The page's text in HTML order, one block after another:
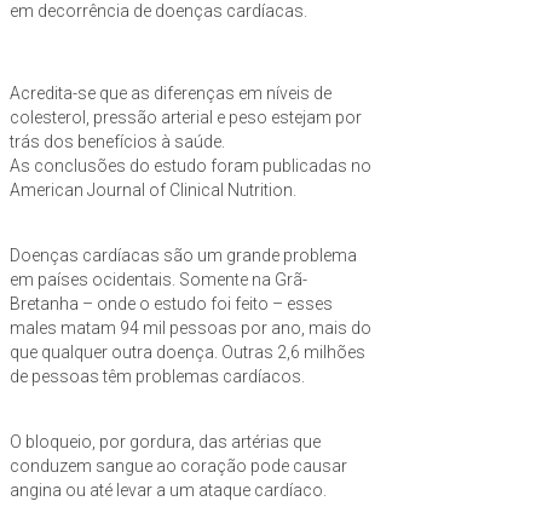
em decorrência de doenças cardíacas.
Acredita-se que as diferenças em níveis de
colesterol, pressão arterial e peso estejam por
trás dos benefícios à saúde.
As conclusões do estudo foram publicadas no
American Journal of Clinical Nutrition.
Doenças cardíacas são um grande problema
em países ocidentais. Somente na Grã-
Bretanha – onde o estudo foi feito – esses
males matam 94 mil pessoas por ano, mais do
que qualquer outra doença. Outras 2,6 milhões
de pessoas têm problemas cardíacos.
O bloqueio, por gordura, das artérias que
conduzem sangue ao coração pode causar
angina ou até levar a um ataque cardíaco.